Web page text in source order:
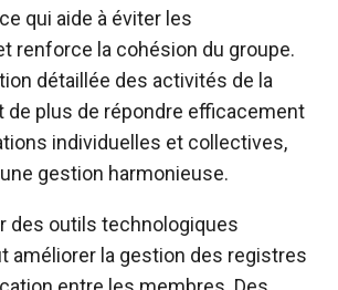
qui aide à éviter les
renforce la cohésion du groupe.
détaillée des activités de la
de plus de répondre efficacement
individuelles et collectives,
gestion harmonieuse.
des outils technologiques
améliorer la gestion des registres